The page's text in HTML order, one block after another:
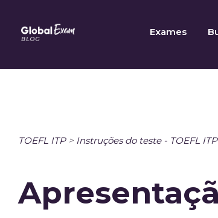
content
Exames
TOEFL ITP> Instruções do teste - TOEFL ITP